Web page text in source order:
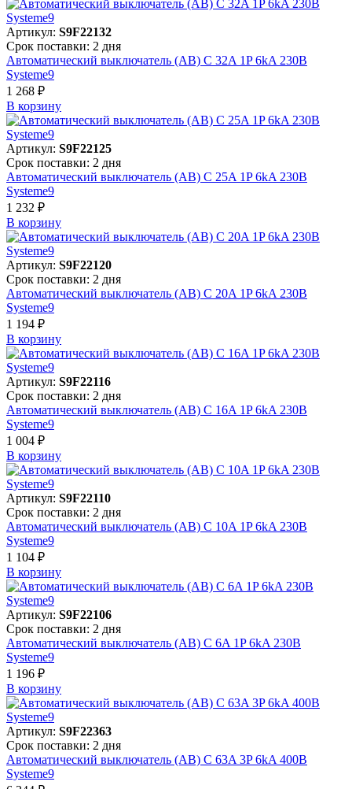
Артикул: S9F22132
Срок поставки: 2 дня
Автоматический выключатель (АВ) C 32A 1P 6kA 230В
Systeme9
1 268 ₽
В корзинy
Артикул: S9F22125
Срок поставки: 2 дня
Автоматический выключатель (АВ) C 25A 1P 6kA 230В
Systeme9
1 232 ₽
В корзинy
Артикул: S9F22120
Срок поставки: 2 дня
Автоматический выключатель (АВ) C 20A 1P 6kA 230В
Systeme9
1 194 ₽
В корзинy
Артикул: S9F22116
Срок поставки: 2 дня
Автоматический выключатель (АВ) C 16A 1P 6kA 230В
Systeme9
1 004 ₽
В корзинy
Артикул: S9F22110
Срок поставки: 2 дня
Автоматический выключатель (АВ) C 10A 1P 6kA 230В
Systeme9
1 104 ₽
В корзинy
Артикул: S9F22106
Срок поставки: 2 дня
Автоматический выключатель (АВ) C 6A 1P 6kA 230В
Systeme9
1 196 ₽
В корзинy
Артикул: S9F22363
Срок поставки: 2 дня
Автоматический выключатель (АВ) C 63A 3P 6kA 400В
Systeme9